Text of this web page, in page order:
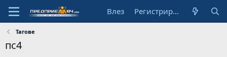
Влез Регистрирай се
Тагове
пс4